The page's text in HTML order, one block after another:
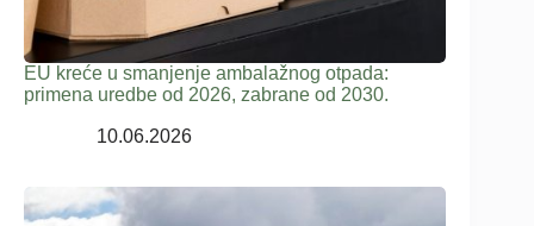
EU kreće u smanjenje ambalažnog otpada:
primena uredbe od 2026, zabrane od 2030.
10.06.2026